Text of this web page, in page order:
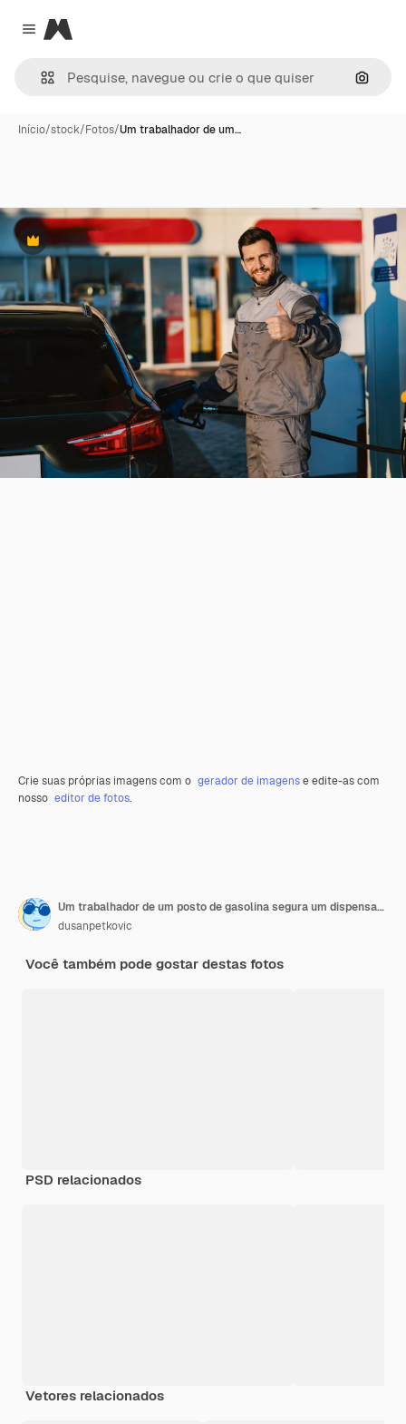
Close menu
Magnific
Início/stock/Fotos/Um trabalhador de um…
Premium
Crie suas próprias imagens com o gerador de imagense edite-as com
nosso editor de fotos.
Um trabalhador de um posto de gasolina segura um dispensador de gasolina e enche o tanque do carro enquanto mostra os polegares para cima
dusanpetkovic
Você também pode gostar destas fotos
PSD relacionados
Vetores relacionados